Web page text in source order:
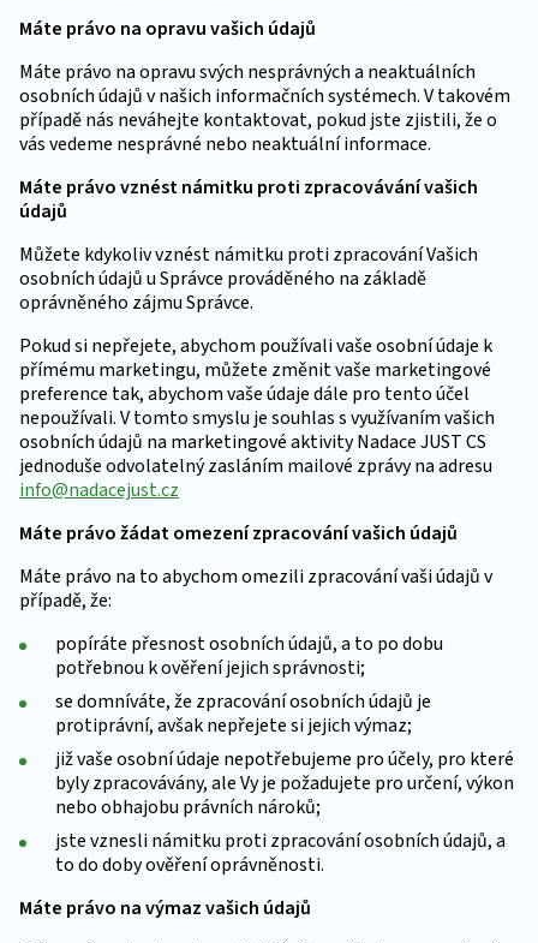
Máte právo na opravu vašich údajů
Máte právo na opravu svých nesprávných a neaktuálních
osobních údajů v našich informačních systémech. V takovém
případě nás neváhejte kontaktovat, pokud jste zjistili, že o
vás vedeme nesprávné nebo neaktuální informace.
Máte právo vznést námitku proti zpracovávání vašich
údajů
Můžete kdykoliv vznést námitku proti zpracování Vašich
osobních údajů u Správce prováděného na základě
oprávněného zájmu Správce.
Pokud si nepřejete, abychom používali vaše osobní údaje k
přímému marketingu, můžete změnit vaše marketingové
preference tak, abychom vaše údaje dále pro tento účel
nepoužívali. V tomto smyslu je souhlas s využívaním vašich
osobních údajů na marketingové aktivity Nadace JUST CS
jednoduše odvolatelný zasláním mailové zprávy na adresu
info@nadacejust.cz
Máte právo žádat omezení zpracování vašich údajů
Máte právo na to abychom omezili zpracování vaši údajů v
případě, že:
popíráte přesnost osobních údajů, a to po dobu
potřebnou k ověření jejich správnosti;
se domníváte, že zpracování osobních údajů je
protiprávní, avšak nepřejete si jejich výmaz;
již vaše osobní údaje nepotřebujeme pro účely, pro které
byly zpracovávány, ale Vy je požadujete pro určení, výkon
nebo obhajobu právních nároků;
jste vznesli námitku proti zpracování osobních údajů, a
to do doby ověření oprávněnosti.
Máte právo na výmaz vašich údajů